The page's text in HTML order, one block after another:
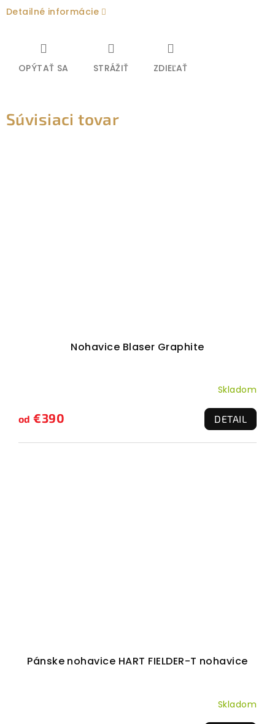
Detailné informácie
OPÝTAŤ SA STRÁŽIŤ ZDIEĽAŤ
Súvisiaci tovar
Nohavice Blaser Graphite
Skladom
od €390 DETAIL
Pánske nohavice HART FIELDER-T nohavice
Skladom